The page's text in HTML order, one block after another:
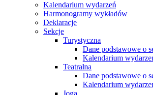
Kalendarium wydarzeń
Harmonogramy wykładów
Deklaracje
Sekcje
Turystyczna
Dane podstawowe o
Kalendarium
Teatralna
Dane podstawowe o
Kalendarium
Joga